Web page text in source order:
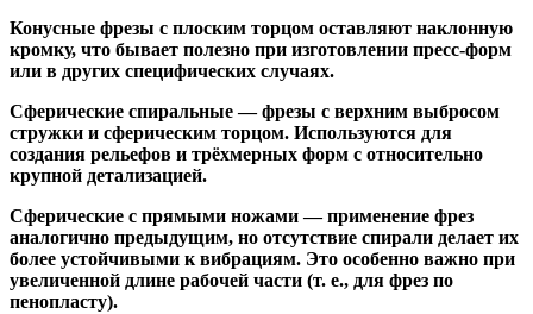
Конусные фрезы с плоским торцом оставляют наклонную
кромку, что бывает полезно при изготовлении пресс-форм
или в других специфических случаях.
Сферические спиральные— фрезы с верхним выбросом
стружки и сферическим торцом. Используются для
создания рельефов и трёхмерных форм с относительно
крупной детализацией.
Сферические с прямыми ножами— применение фрез
аналогично предыдущим, но отсутствие спирали делает их
более устойчивыми к вибрациям. Это особенно важно при
увеличенной длине рабочей части (т. е., для фрез по
пенопласту).